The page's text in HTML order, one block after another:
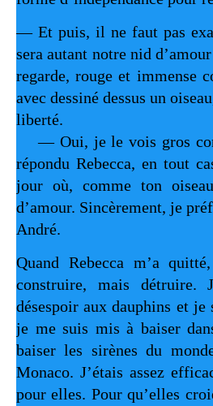
— Et puis, il ne faut pas
sera autant notre nid
regarde, rouge et immense
avec dessiné dessus un
— Oui, je le vois gros
répondu Rebecca, en tout
jour où, comme ton
d’amour. Sincèrement, je
André.
Quand Rebecca m’a
construire, mais détruire.
désespoir aux dauphins et
je me suis mis à baiser
baiser les sirènes du
Monaco. J’étais assez
pour elles. Pour qu’elles